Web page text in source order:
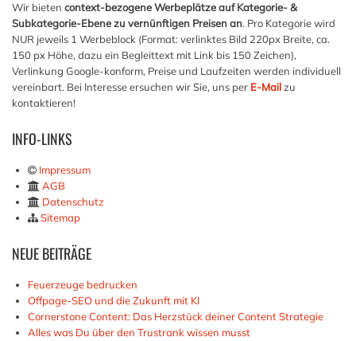
Wir bieten context-bezogene Werbeplätze auf Kategorie- &
Subkategorie-Ebene zu vernünftigen Preisen an. Pro Kategorie wird
NUR jeweils 1 Werbeblock (Format: verlinktes Bild 220px Breite, ca.
150 px Höhe, dazu ein Begleittext mit Link bis 150 Zeichen),
Verlinkung Google-konform, Preise und Laufzeiten werden individuell
vereinbart. Bei Interesse ersuchen wir Sie, uns per E-Mailzu
kontaktieren!
INFO-LINKS
Impressum
AGB
Datenschutz
Sitemap
NEUEBEITRÄGE
Feuerzeuge bedrucken
Offpage-SEO und die Zukunft mit KI
Cornerstone Content: Das Herzstück deiner Content Strategie
Alles was Du über den Trustrank wissen musst